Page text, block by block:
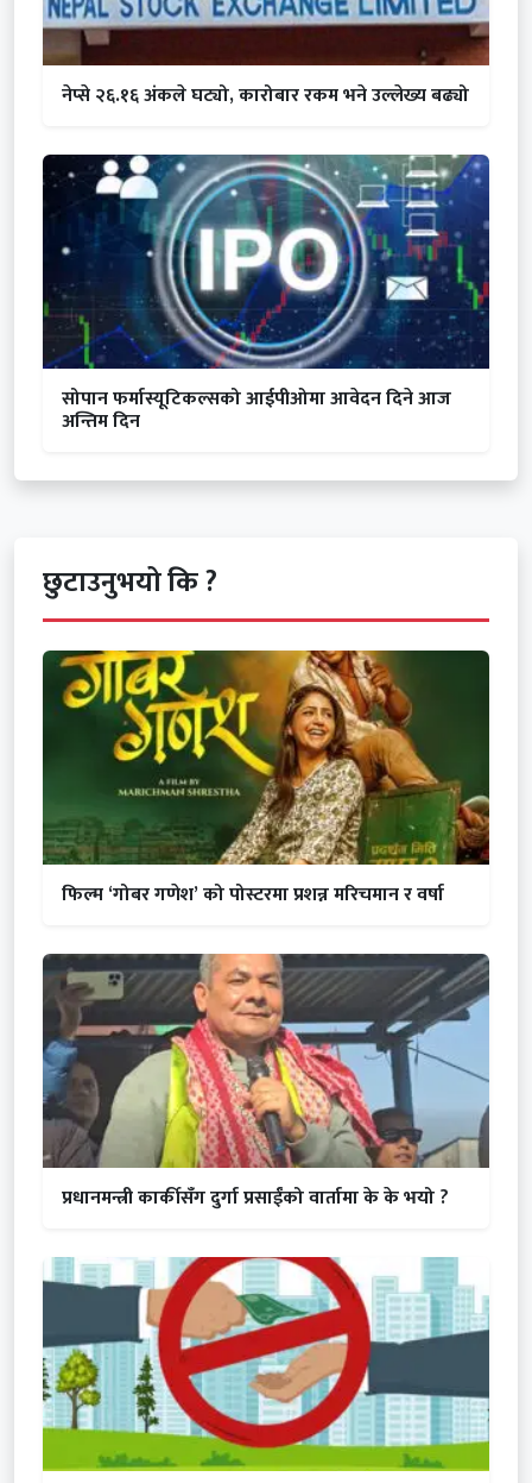
नेप्से २६.१६ अंकले घट्यो, कारोबार रकम भने उल्लेख्य बढ्यो
सोपान फर्मास्यूटिकल्सको आईपीओमा आवेदन दिने आज
अन्तिम दिन
छुटाउनुभयो कि ?
फिल्म ‘गोबर गणेश’ को पोस्टरमा प्रशन्न मरिचमान र वर्षा
प्रधानमन्त्री कार्कीसँग दुर्गा प्रसाईंको वार्तामा के के भयो ?